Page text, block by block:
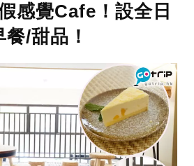
感覺Cafe！設全日
餐/甜品！